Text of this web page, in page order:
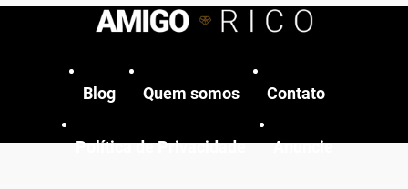
Blog Quem somos Contato
Política de Privacidade Anuncie